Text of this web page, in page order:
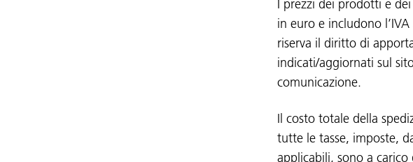
I prezzi dei prodotti e
in euro e includono
riserva il diritto di
indicati/aggiornati sul
comunicazione.
Il costo totale della
tutte le tasse, imposte,
applicabili, sono a carico